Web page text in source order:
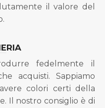
il valore del
fedelmente il
acquisti. Sappiamo
colori certi della
Il nostro consiglio è di